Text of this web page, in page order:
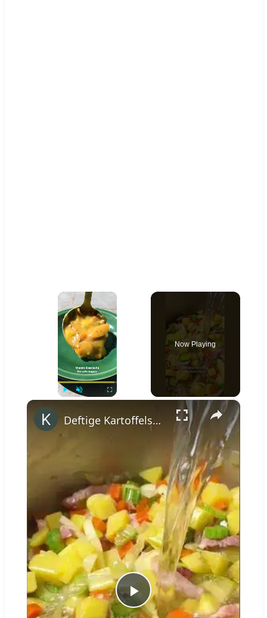
×
Now Playing
×
Play
Deftige Kartoffelsuppe wie von Oma #shorts